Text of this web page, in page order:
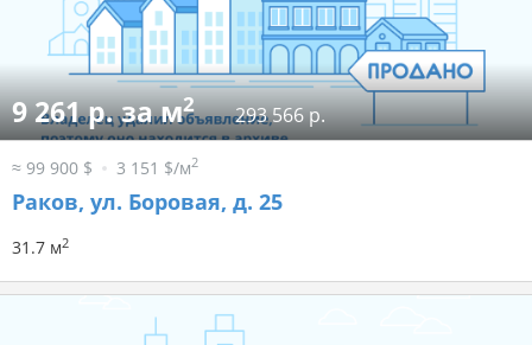
9 261 р. за м2 293 566 р.
≈ 99 900 $ 3 151 $/м2
Раков, ул. Боровая, д. 25
31.7 м2